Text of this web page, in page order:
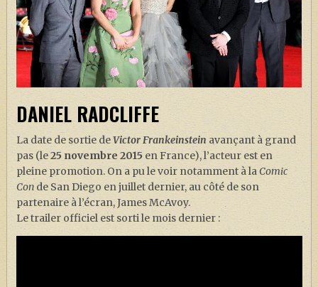
BIOPICS DE HARRY POTTER
LES ANIMAUX FANTASTIQUES
J. K. ROWLING
ARTISANAT MOLDU
FANDOM
CULTURE
PODCASTS
LES GRANDS ARTICLES DE LA GAZETTE
DOSSIERS
JEUX
DANIEL RADCLIFFE
La date de sortie deVictor Frankeinstein avançant à grand
pas (le25 novembre 2015 en France), l’acteur est en
pleine promotion. On a pu le voir notamment à laComic
Conde San Diego en juillet dernier, au côté de son
partenaire à l’écran, James McAvoy.
Le trailer officiel est sorti le mois dernier :